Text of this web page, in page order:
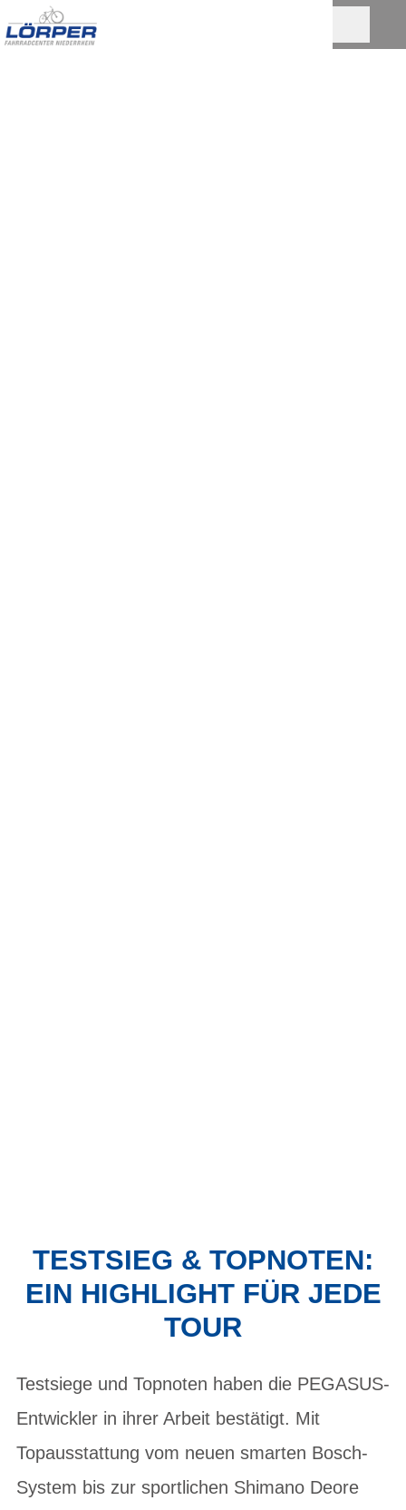
TESTSIEG & TOPNOTEN:
EIN HIGHLIGHT FÜR JEDE
TOUR
Testsiege und Topnoten haben die PEGASUS-
Entwickler in ihrer Arbeit bestätigt. Mit
Topausstattung vom neuen smarten Bosch-
System bis zur sportlichen Shimano Deore